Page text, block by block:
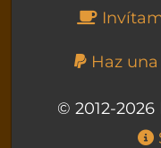
Haz
© 2012-2026